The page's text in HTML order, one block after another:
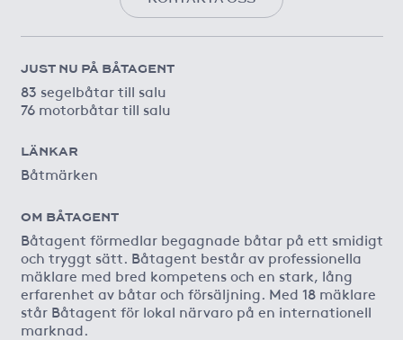
JUST NU PÅ BÅTAGENT
83 segelbåtar till salu
76 motorbåtar till salu
LÄNKAR
Båtmärken
OM BÅTAGENT
Båtagent förmedlar begagnade båtar på ett smidigt
och tryggt sätt. Båtagent består av professionella
mäklare med bred kompetens och en stark, lång
erfarenhet av båtar och försäljning. Med 18 mäklare
står Båtagent för lokal närvaro på en internationell
marknad.